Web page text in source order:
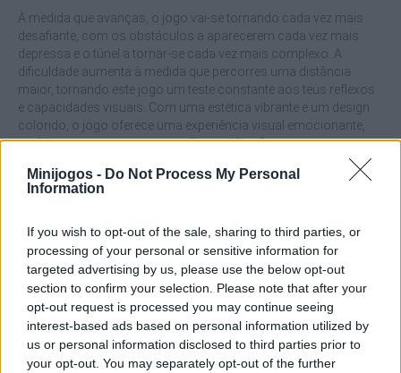
Minijogos - Do Not Process My Personal
Information
If you wish to opt-out of the sale, sharing to third parties, or
processing of your personal or sensitive information for
targeted advertising by us, please use the below opt-out
section to confirm your selection. Please note that after your
opt-out request is processed you may continue seeing
interest-based ads based on personal information utilized by
us or personal information disclosed to third parties prior to
your opt-out. You may separately opt-out of the further
À medida que avanças, o jogo vai-se tornando cada vez mais
desafiante, com os obstáculos a aparecerem cada vez mais
depressa e o túnel a tornar-se cada vez mais complexo. A
dificuldade aumenta à medida que percorres uma distância
maior, tornando este jogo um teste constante aos teus reflexos
e capacidades visuais. Com uma estética vibrante e um design
colorido, o jogo oferece uma experiência visual emocionante,
perfeita para quem procura ação sem fim. Consegues manter a
Quais são as principais caraterísticas do
jogo Tunnel Road?
Desfruta de um jogo para 1 ou 2 jogadores.
Experimenta como a velocidade aumenta e os obstáculos
se tornam mais imprevisíveis à medida que avanças.
Mergulha num ambiente com uma estética vibrante e
dinâmica de cores vivas e efeitos visuais que tornarão o
jogo uma experiência única.